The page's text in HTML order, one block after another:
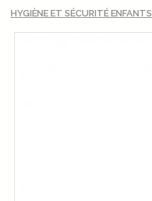
HYGIÈNE ET SÉCURITÉ ENFANTS